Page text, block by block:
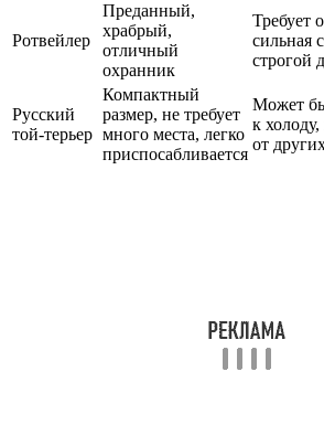
Ротвейлер
Преданный,
храбрый,
отличный
охранник
Требует
сильная
строгой
Русский
той-терьер
Компактный
размер, не требует
много места, легко
приспосабливается
Может
к
от